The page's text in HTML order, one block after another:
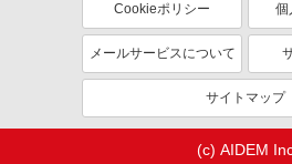
Cookieポリシー 個
メールサービスについて
サイトマップ
(c) AIDEM